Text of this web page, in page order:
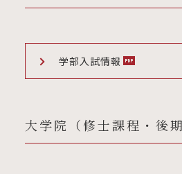
学部入試情報
大学院（修士課程・後